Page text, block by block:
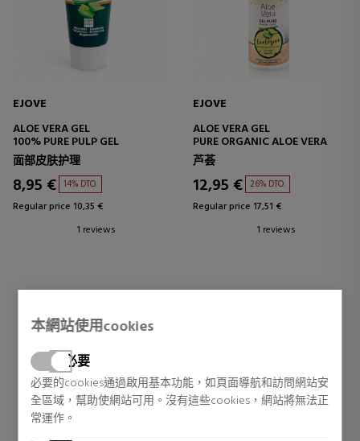
本網站使用cookies
必要
必要的cookies通過啟用基本功能，如頁面導航和訪問網站安
全區域，幫助使網站可用。沒有這些cookies，網站將無法正
常運作。
EJOVE
ALOE VERA GEL
100% PURE PULP GEL
面部皮肤护理
8,95 € 14% DTO.
Regular price 10,35 €
1 reviews
EJOVE
ALOE VERA GEL
PURE ORGANIC ALOE VERA
芦荟
12,95 € 26% DTO.
Regular price 17,51 €
1 reviews